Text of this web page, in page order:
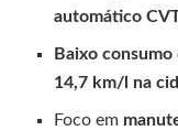
automático
Baixo consumo
14,7 km/l na
Foco em